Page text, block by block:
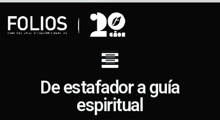
De estafador a guía
espiritual